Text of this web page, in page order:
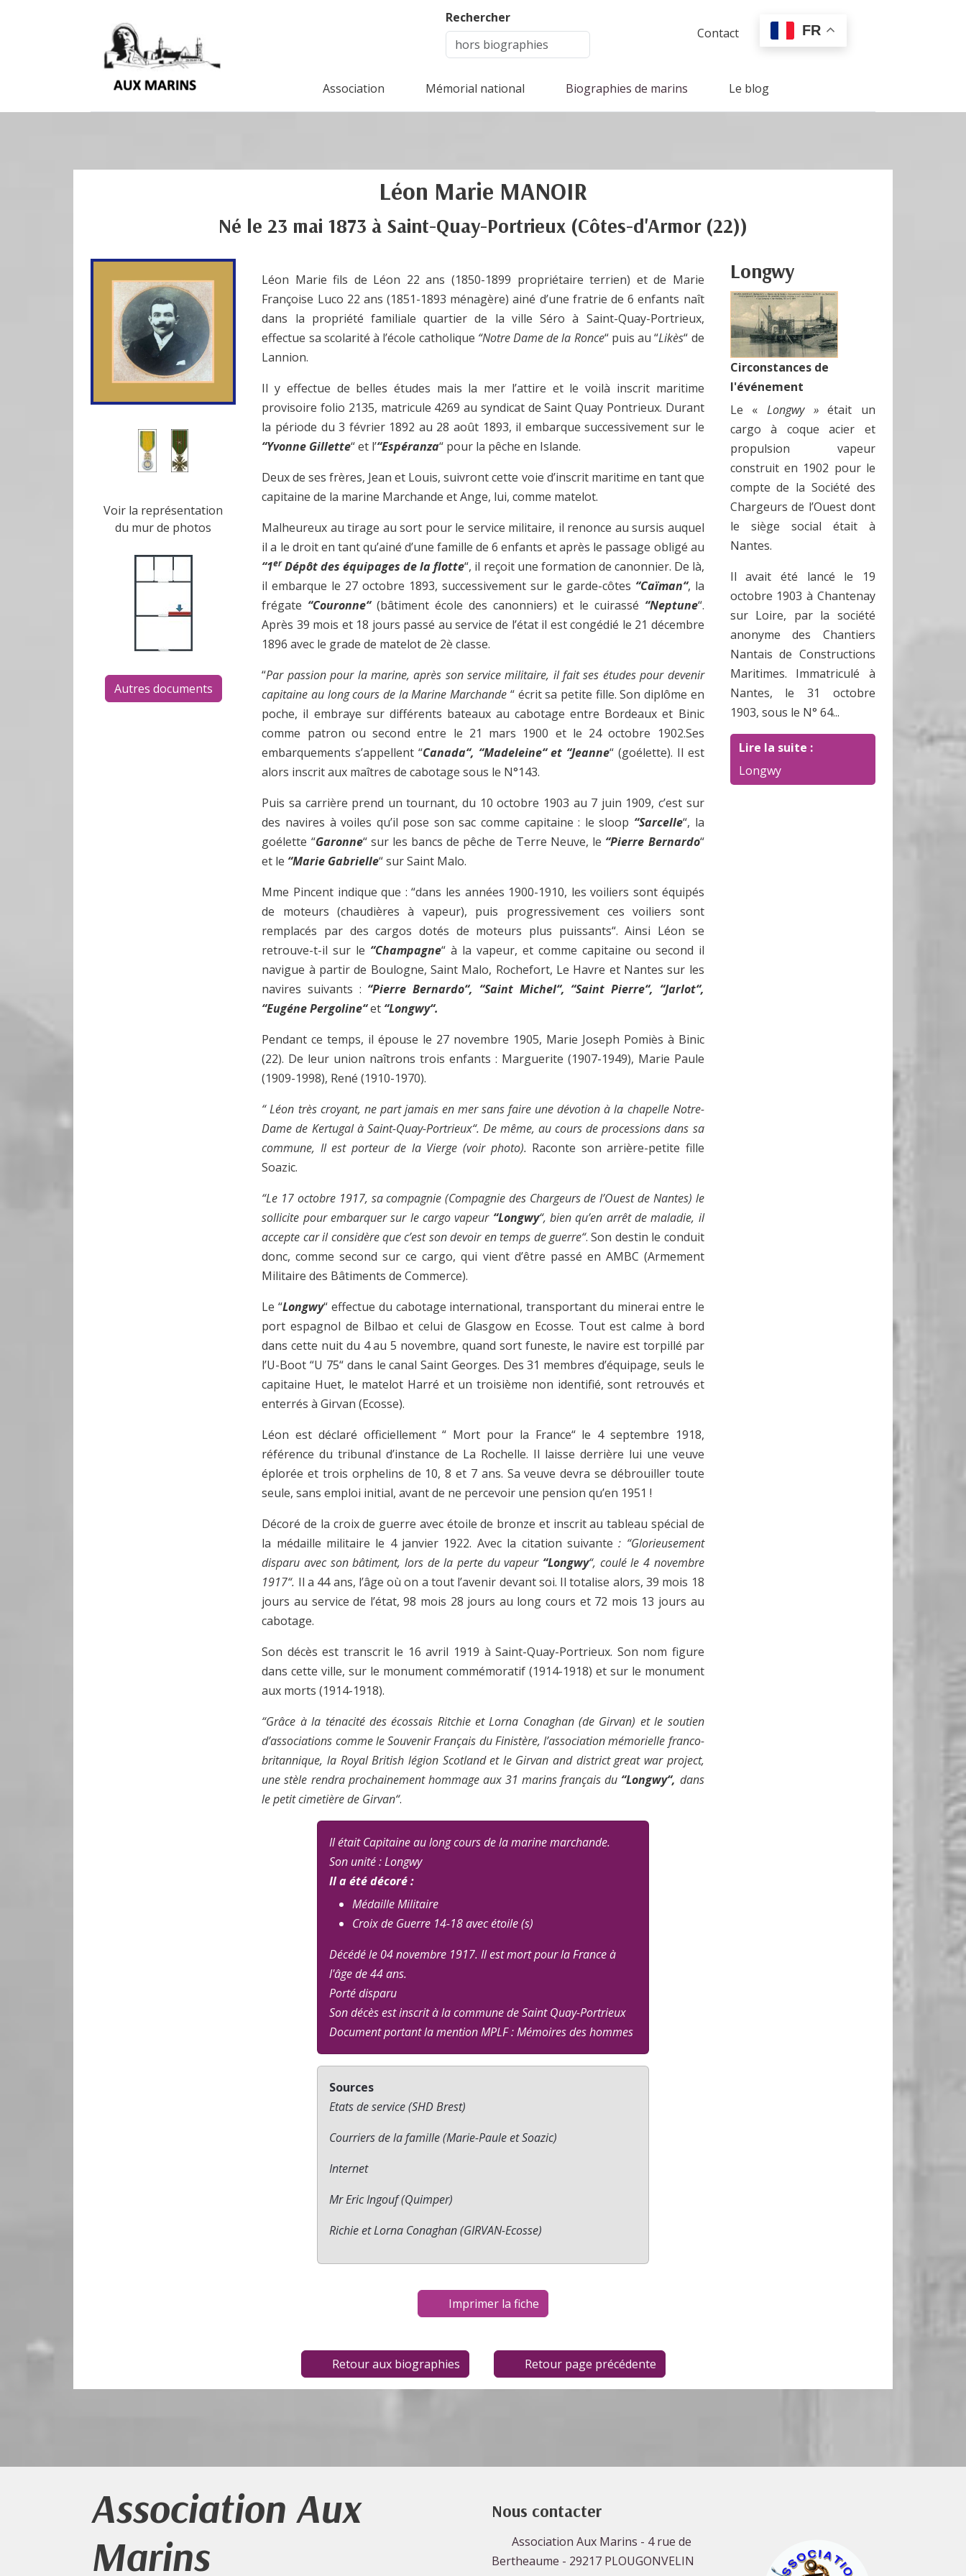
Rechercher
Contact
FR
Association Mémorial national Biographies de marins Le blog
Léon Marie MANOIR
Né le 23 mai 1873 à Saint-Quay-Portrieux (Côtes-d'Armor (22))
Voir la représentation
du mur de photos
Autres documents
Longwy
Circonstances de
l'événement
Le « Longwy »était un
cargo à coque acier et
propulsion vapeur
construit en 1902 pour le
compte de la Société des
Chargeurs de l’Ouest dont
le siège social était à
Nantes.
Il avait été lancé le 19
octobre 1903 à Chantenay
sur Loire, par la société
anonyme des Chantiers
Nantais de Constructions
Maritimes. Immatriculé à
Nantes, le 31 octobre
1903, sous le N° 64...
Lire la suite :
Longwy
Léon Marie fils de Léon 22 ans (1850-1899 propriétaire terrien) et de Marie
Françoise Luco 22 ans (1851-1893 ménagère) ainé d’une fratrie de 6 enfants naît
dans la propriété familiale quartier de la ville Séro à Saint-Quay-Portrieux,
effectue sa scolarité à l’école catholique “Notre Dame de la Ronce“ puis au “Likès“ de
Lannion.
Il y effectue de belles études mais la mer l’attire et le voilà inscrit maritime
provisoire folio 2135, matricule 4269 au syndicat de Saint Quay Pontrieux. Durant
la période du 3 février 1892 au 28 août 1893, il embarque successivement sur le
“Yvonne Gillette“ et l’“Espéranza“ pour la pêche en Islande.
Deux de ses frères, Jean et Louis, suivront cette voie d’inscrit maritime en tant que
capitaine de la marine Marchande et Ange, lui, comme matelot.
Malheureux au tirage au sort pour le service militaire, il renonce au sursis auquel
il a le droit en tant qu’ainé d’une famille de 6 enfants et après le passage obligé au
“1erDépôt des équipages de la flotte“, il reçoit une formation de canonnier. De là,
il embarque le 27 octobre 1893, successivement sur le garde-côtes “Caïman“, la
frégate “Couronne“(bâtiment école des canonniers) et le cuirassé “Neptune“.
Après 39 mois et 18 jours passé au service de l’état il est congédié le 21 décembre
1896 avec le grade de matelot de 2è classe.
“Par passion pour la marine, après son service militaire, il fait ses études pour devenir
capitaine au long cours de la Marine Marchande “ écrit sa petite fille. Son diplôme en
poche, il embraye sur différents bateaux au cabotage entre Bordeaux et Binic
comme patron ou second entre le 21 mars 1900 et le 24 octobre 1902.Ses
embarquements s’appellent “Canada“, “Madeleine“ et “Jeanne“ (goélette). Il est
alors inscrit aux maîtres de cabotage sous le N°143.
Puis sa carrière prend un tournant, du 10 octobre 1903 au 7 juin 1909, c’est sur
des navires à voiles qu’il pose son sac comme capitaine : le sloop “Sarcelle“, la
goélette “Garonne“ sur les bancs de pêche de Terre Neuve, le “Pierre Bernardo“
et le “Marie Gabrielle“ sur Saint Malo.
Mme Pincent indique que : “dans les années 1900-1910, les voiliers sont équipés
de moteurs (chaudières à vapeur), puis progressivement ces voiliers sont
remplacés par des cargos dotés de moteurs plus puissants“. Ainsi Léon se
retrouve-t-il sur le “Champagne“ à la vapeur, et comme capitaine ou second il
navigue à partir de Boulogne, Saint Malo, Rochefort, Le Havre et Nantes sur les
navires suivants : “Pierre Bernardo“, “Saint Michel“, “Saint Pierre“, “Jarlot“,
“Eugéne Pergoline“et “Longwy“.
Pendant ce temps, il épouse le 27 novembre 1905, Marie Joseph Pomiès à Binic
(22). De leur union naîtrons trois enfants : Marguerite (1907-1949), Marie Paule
(1909-1998), René (1910-1970).
“ Léon très croyant, ne part jamais en mer sans faire une dévotion à la chapelle Notre-
Dame de Kertugal à Saint-Quay-Portrieux“. De même, au cours de processions dans sa
commune, Il est porteur de la Vierge (voir photo). Raconte son arrière-petite fille
Soazic.
“Le 17 octobre 1917, sa compagnie (Compagnie des Chargeurs de l’Ouest de Nantes) le
sollicite pour embarquer sur le cargo vapeur “Longwy“, bien qu’en arrêt de maladie, il
accepte car il considère que c’est son devoir en temps de guerre“. Son destin le conduit
donc, comme second sur ce cargo, qui vient d’être passé en AMBC (Armement
Militaire des Bâtiments de Commerce).
Le “Longwy“ effectue du cabotage international, transportant du minerai entre le
port espagnol de Bilbao et celui de Glasgow en Ecosse. Tout est calme à bord
dans cette nuit du 4 au 5 novembre, quand sort funeste, le navire est torpillé par
l’U-Boot “U 75“ dans le canal Saint Georges. Des 31 membres d’équipage, seuls le
capitaine Huet, le matelot Harré et un troisième non identifié, sont retrouvés et
enterrés à Girvan (Ecosse).
Léon est déclaré officiellement “ Mort pour la France“ le 4 septembre 1918,
référence du tribunal d’instance de La Rochelle. Il laisse derrière lui une veuve
éplorée et trois orphelins de 10, 8 et 7 ans. Sa veuve devra se débrouiller toute
seule, sans emploi initial, avant de ne percevoir une pension qu’en 1951 !
Décoré de la croix de guerre avec étoile de bronze et inscrit au tableau spécial de
la médaille militaire le 4 janvier 1922. Avec la citation suivante: “Glorieusement
disparu avec son bâtiment, lors de la perte du vapeur “Longwy“, coulé le 4 novembre
1917“. Il a 44 ans, l’âge où on a tout l’avenir devant soi. Il totalise alors, 39 mois 18
jours au service de l’état, 98 mois 28 jours au long cours et 72 mois 13 jours au
cabotage.
Son décès est transcrit le 16 avril 1919 à Saint-Quay-Portrieux. Son nom figure
dans cette ville, sur le monument commémoratif (1914-1918) et sur le monument
aux morts (1914-1918).
“Grâce à la ténacité des écossais Ritchie et Lorna Conaghan (de Girvan) et le soutien
d’associations comme le Souvenir Français du Finistère, l’association mémorielle franco-
britannique, la Royal British légion Scotland et le Girvan and district great war project,
une stèle rendra prochainement hommage aux 31 marins français du “Longwy“, dans
le petit cimetière de Girvan“.
Il était Capitaine au long cours de la marine marchande.
Son unité : Longwy
Il a été décoré :
Médaille Militaire
Croix de Guerre 14-18 avec étoile (s)
Décédé le 04 novembre 1917. Il est mort pour la France à
l'âge de 44 ans.
Porté disparu
Son décès est inscrit à la commune de Saint Quay-Portrieux
Document portant la mention MPLF : Mémoires des hommes
Sources
Etats de service (SHD Brest)
Courriers de la famille (Marie-Paule et Soazic)
Internet
Mr Eric Ingouf (Quimper)
Richie et Lorna Conaghan (GIRVAN-Ecosse)
Imprimer la fiche
Retour aux biographies Retour page précédente
Association Aux
Marins
Nous contacter
Association Aux Marins - 4 rue de
Bertheaume - 29217 PLOUGONVELIN